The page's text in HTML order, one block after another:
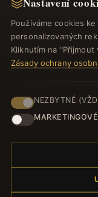
Používáme cookies
personalizovaných
Kliknutím na
Zásady ochrany
NEZBYTNÉ
MARKETINGOVÉ
Kontaktujte nás
RYCHLÉ ODKAZY
Nové produkty
Speciální nabídky
Blog
Recenze
Přihlásit se